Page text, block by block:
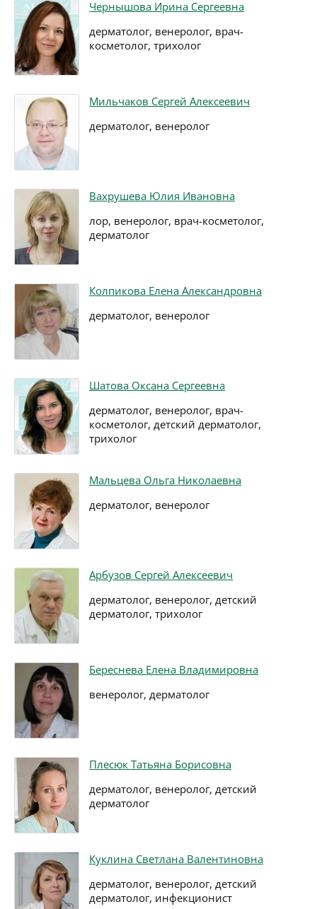
Чернышова Ирина Сергеевна
дерматолог, венеролог, врач-
косметолог, трихолог
Мильчаков Сергей Алексеевич
дерматолог, венеролог
Вахрушева Юлия Ивановна
лор, венеролог, врач-косметолог,
дерматолог
Колпикова Елена Александровна
дерматолог, венеролог
Шатова Оксана Сергеевна
дерматолог, венеролог, врач-
косметолог, детский дерматолог,
трихолог
Мальцева Ольга Николаевна
дерматолог, венеролог
Арбузов Сергей Алексеевич
дерматолог, венеролог, детский
дерматолог, трихолог
Береснева Елена Владимировна
венеролог, дерматолог
Плесюк Татьяна Борисовна
дерматолог, венеролог, детский
дерматолог
Куклина Светлана Валентиновна
дерматолог, венеролог, детский
дерматолог, инфекционист